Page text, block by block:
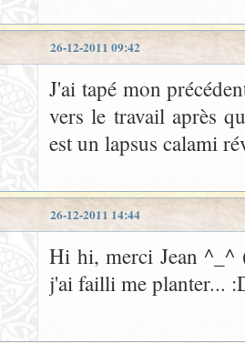
26-12-2011 09:42
J'ai tapé mon
vers le travail après
est un lapsus calami
26-12-2011 14:44
Hi hi, merci Jean ^_^
j'ai failli me planter...